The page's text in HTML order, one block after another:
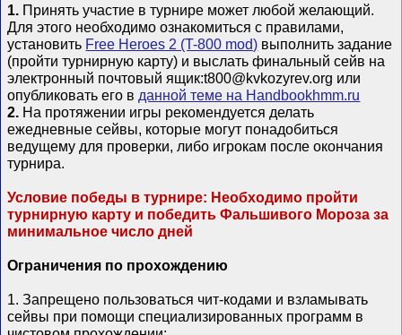
1.
Принять участие в турнире может любой желающий.
Для этого необходимо ознакомиться с правилами,
установить Free Heroes 2 (T-800 mod) выполнить задание
(пройти турнирную карту) и выслать финальный сейв на
электронный почтовый ящик:t800@kvkozyrev.org или
опубликовать его в данной теме на Handbookhmm.ru
2. На протяжении игры рекомендуется делать
ежедневные сейвы, которые могут понадобиться
ведущему для проверки, либо игрокам после окончания
турнира.
Условие победы в турнире: Необходимо пройти
турнирную карту и победить Фальшивого Мороза за
минимальное число дней
Ограничения по прохождению
1. Запрещено пользоваться чит-кодами и взламывать
сейвы при помощи специализированных программ в